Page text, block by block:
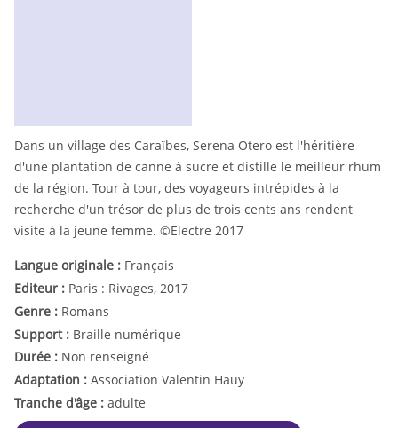
Dans un village des Caraïbes, Serena Otero est l'héritière
d'une plantation de canne à sucre et distille le meilleur rhum
de la région. Tour à tour, des voyageurs intrépides à la
recherche d'un trésor de plus de trois cents ans rendent
visite à la jeune femme. ©Electre 2017
Langue originale : Français
Editeur : Paris : Rivages, 2017
Genre : Romans
Support : Braille numérique
Durée : Non renseigné
Adaptation : Association Valentin Haüy
Tranche d'âge : adulte